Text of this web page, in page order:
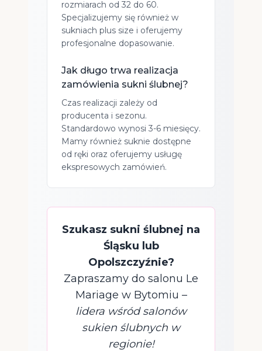
rozmiarach od 32 do 60.
Specjalizujemy się również w
sukniach plus size i oferujemy
profesjonalne dopasowanie.
Jak długo trwa realizacja
zamówienia sukni ślubnej?
Czas realizacji zależy od
producenta i sezonu.
Standardowo wynosi 3-6 miesięcy.
Mamy również suknie dostępne
od ręki oraz oferujemy usługę
ekspresowych zamówień.
Szukasz sukni ślubnej na
Śląsku lub
Opolszczyźnie?
Zapraszamy do salonu Le
Mariage w Bytomiu –
lidera wśród salonów
sukien ślubnych w
regionie!